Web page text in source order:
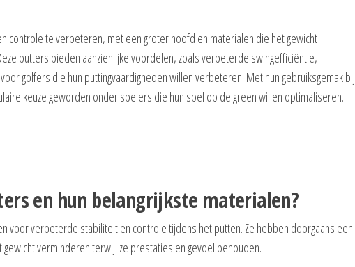
controle te verbeteren, met een groter hoofd en materialen die het gewicht
putters bieden aanzienlijke voordelen, zoals verbeterde swingefficiëntie,
golfers die hun puttingvaardigheden willen verbeteren. Met hun gebruiksgemak bij
keuze geworden onder spelers die hun spel op de green willen optimaliseren.
en hun belangrijkste materialen?
voor verbeterde stabiliteit en controle tijdens het putten. Ze hebben doorgaans een
verminderen terwijl ze prestaties en gevoel behouden.